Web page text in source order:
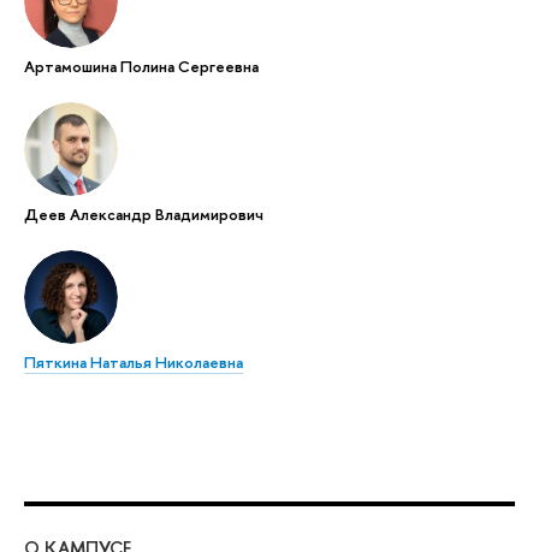
Артамошина Полина Сергеевна
Деев Александр Владимирович
Пяткина Наталья Николаевна